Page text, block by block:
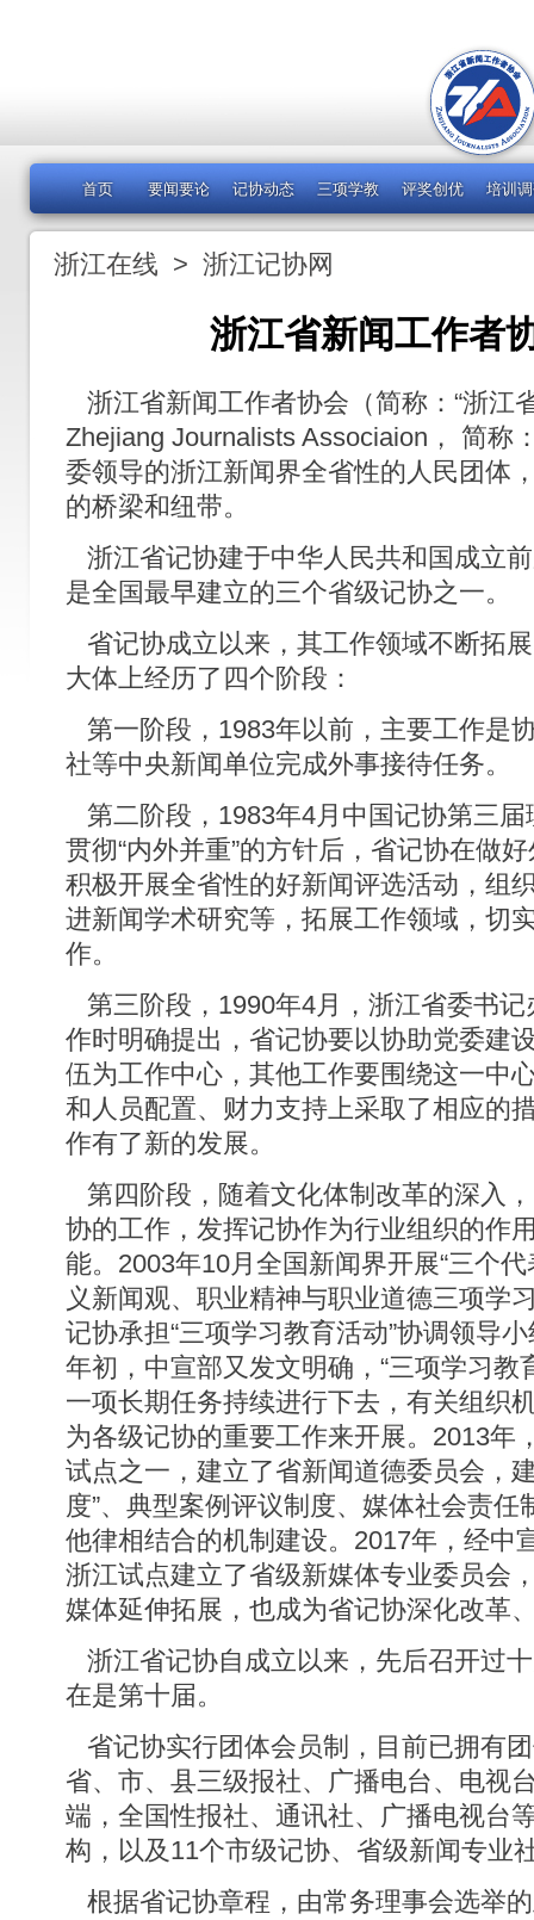
首页 要闻要论 记协动态 三项学教 评奖创优 培训
浙江在线 > 浙江记协网
浙江省新闻工作者
浙江省新闻工作者协会（简称：“浙江
Zhejiang Journalists Associaion， 简称
委领导的浙江新闻界全省性的人民团体
的桥梁和纽带。
浙江省记协建于中华人民共和国成立
是全国最早建立的三个省级记协之一。
省记协成立以来，其工作领域不断拓
大体上经历了四个阶段：
第一阶段，1983年以前，主要工作是
社等中央新闻单位完成外事接待任务。
第二阶段，1983年4月中国记协第三
贯彻“内外并重”的方针后，省记协在做
积极开展全省性的好新闻评选活动，组
进新闻学术研究等，拓展工作领域，切
作。
第三阶段，1990年4月，浙江省委书
作时明确提出，省记协要以协助党委建
伍为工作中心，其他工作要围绕这一中
和人员配置、财力支持上采取了相应的
作有了新的发展。
第四阶段，随着文化体制改革的深入
协的工作，发挥记协作为行业组织的作
能。2003年10月全国新闻界开展“三个
义新闻观、职业精神与职业道德三项学
记协承担“三项学习教育活动”协调领导
年初，中宣部又发文明确，“三项学习教
一项长期任务持续进行下去，有关组织
为各级记协的重要工作来开展。2013年
试点之一，建立了省新闻道德委员会，
度”、典型案例评议制度、媒体社会责
他律相结合的机制建设。2017年，经中
浙江试点建立了省级新媒体专业委员会
媒体延伸拓展，也成为省记协深化改革
浙江省记协自成立以来，先后召开过
在是第十届。
省记协实行团体会员制，目前已拥有
省、市、县三级报社、广播电台、电视
端，全国性报社、通讯社、广播电视台
构，以及11个市级记协、省级新闻专业
根据省记协章程，由常务理事会选举